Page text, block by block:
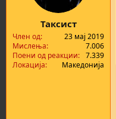
Таксист
Член од
23 мај 2019
Мислења
7.006
Поени од реакции
7.339
Локација
Македонија